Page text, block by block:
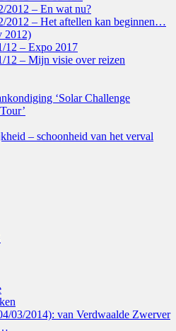
2012 – En wat nu?
2012 – Het aftellen kan beginnen…
2012)
12 – Expo 2017
12 – Mijn visie over reizen
‘Solar Challenge
– schoonheid van het verval
03/2014): van Verdwaalde Zwerver